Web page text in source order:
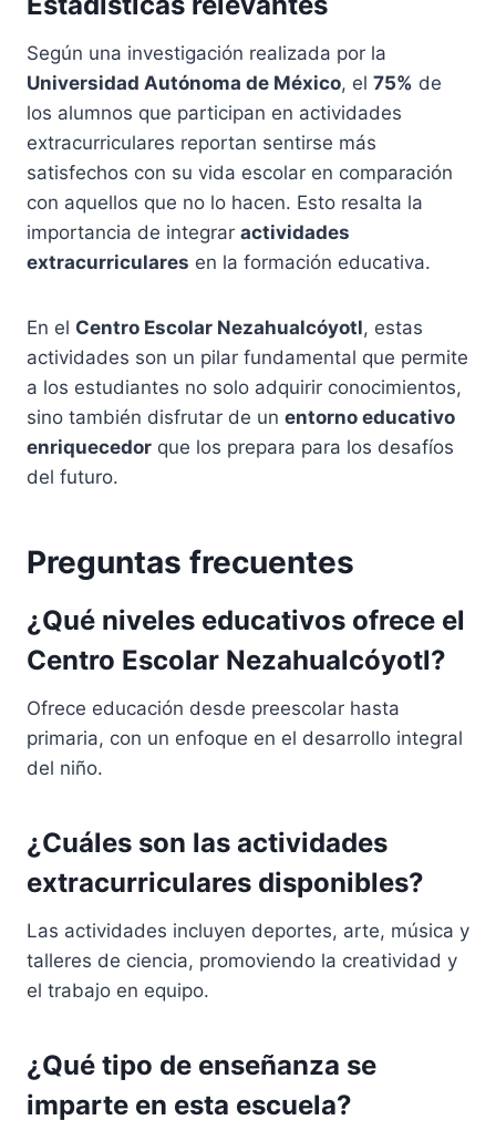
Según una investigación realizada por la
Universidad Autónoma de México, el 75% de
los alumnos que participan en actividades
extracurriculares reportan sentirse más
satisfechos con su vida escolar en comparación
con aquellos que no lo hacen. Esto resalta la
importancia de integrar actividades
extracurriculares en la formación educativa.
En el Centro Escolar Nezahualcóyotl, estas
actividades son un pilar fundamental que permite
a los estudiantes no solo adquirir conocimientos,
sino también disfrutar de un entorno educativo
enriquecedor que los prepara para los desafíos
del futuro.
Preguntas frecuentes
¿Qué niveles educativos ofrece el
Centro Escolar Nezahualcóyotl?
Ofrece educación desde preescolar hasta
primaria, con un enfoque en el desarrollo integral
del niño.
¿Cuáles son las actividades
extracurriculares disponibles?
Las actividades incluyen deportes, arte, música y
talleres de ciencia, promoviendo la creatividad y
el trabajo en equipo.
¿Qué tipo de enseñanza se
imparte en esta escuela?